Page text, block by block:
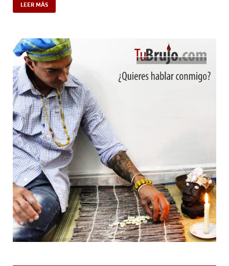
LEER MÁS